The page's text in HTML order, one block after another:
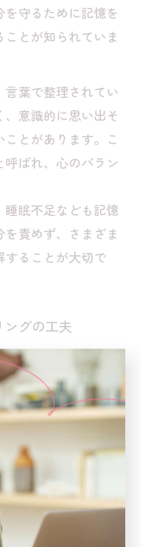
守るために記憶を
とが知られていま
葉で整理されてい
意識的に思い出そ
とがあります。こ
ばれ、心のバラン
眠不足なども記憶
責めず、さまざま
することが大切で
ングの工夫
セリングでは、
とが基本です。カ
ず、今感じている
チを重視します。
緊張など、現在の
が多いです。
接的に過去の感情
なままでも、安心